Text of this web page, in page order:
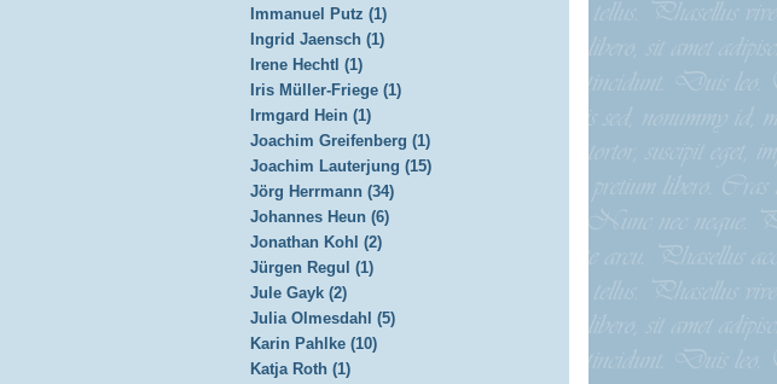
Immanuel Putz (1)
Ingrid Jaensch (1)
Irene Hechtl (1)
Iris Müller-Friege (1)
Irmgard Hein (1)
Joachim Greifenberg (1)
Joachim Lauterjung (15)
Jörg Herrmann (34)
Johannes Heun (6)
Jonathan Kohl (2)
Jürgen Regul (1)
Jule Gayk (2)
Julia Olmesdahl (5)
Karin Pahlke (10)
Katja Roth (1)